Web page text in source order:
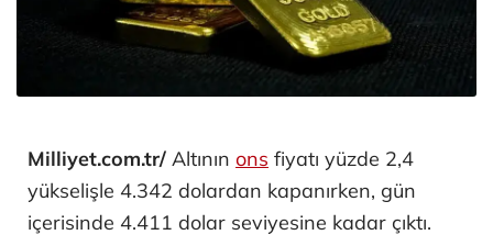
Milliyet.com.tr/ Altının ons fiyatı yüzde 2,4
yükselişle 4.342 dolardan kapanırken, gün
içerisinde 4.411 dolar seviyesine kadar çıktı.